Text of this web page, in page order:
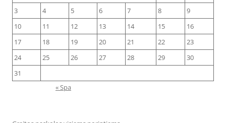
3
4 5 6 7 8
9
10
11 12 13 14 15
16
17
18 19 20 21 22
23
24
25 26 27 28 29
30
31
« Spa